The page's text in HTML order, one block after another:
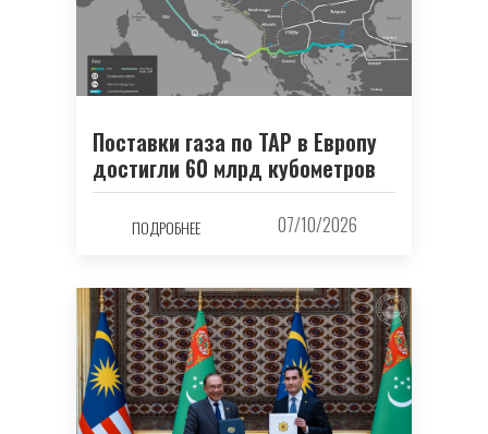
Поставки газа по TAP в Европу
достигли 60 млрд кубометров
ПОДРОБНЕЕ 07/10/2026